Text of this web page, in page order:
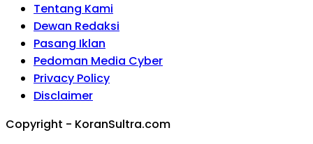
Tentang Kami
Dewan Redaksi
Pasang Iklan
Pedoman Media Cyber
Privacy Policy
Disclaimer
Copyright - KoranSultra.com